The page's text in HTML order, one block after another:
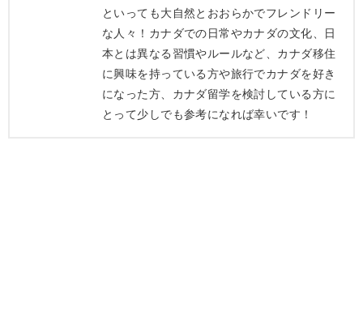
といっても大自然とおおらかでフレンドリー
な人々！カナダでの日常やカナダの文化、日
本とは異なる習慣やルールなど、カナダ移住
に興味を持っている方や旅行でカナダを好き
になった方、カナダ留学を検討している方に
とって少しでも参考になれば幸いです！